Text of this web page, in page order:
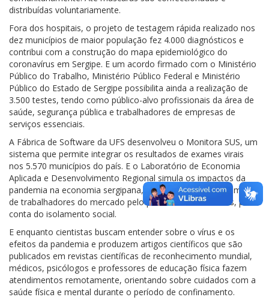
distribuídas voluntariamente.
Fora dos hospitais, o projeto de testagem rápida realizado nos
dez municípios de maior população fez 4.000 diagnósticos e
contribui com a construção do mapa epidemiológico do
coronavírus em Sergipe. E um acordo firmado com o Ministério
Público do Trabalho, Ministério Público Federal e Ministério
Público do Estado de Sergipe possibilita ainda a realização de
3.500 testes, tendo como público-alvo profissionais da área de
saúde, segurança pública e trabalhadores de empresas de
serviços essenciais.
A Fábrica de Software da UFS desenvolveu o Monitora SUS, um
sistema que permite integrar os resultados de exames virais
nos 5.570 municípios do país. E o Laboratório de Economia
Aplicada e Desenvolvimento Regional simula os impactos da
pandemia na economia sergipana, considerando o afastamento
de trabalhadores do mercado pelo período de três meses, por
conta do isolamento social.
E enquanto cientistas buscam entender sobre o vírus e os
efeitos da pandemia e produzem artigos científicos que são
publicados em revistas científicas de reconhecimento mundial,
médicos, psicólogos e professores de educação física fazem
atendimentos remotamente, orientando sobre cuidados com a
saúde física e mental durante o período de confinamento.